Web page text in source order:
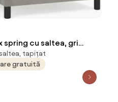
spring cu saltea, gri
cm, catifea
tapițat
gratuită